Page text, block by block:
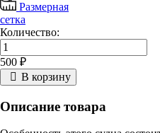
Размерная
сетка
Количество:
500 ₽
В корзину
Описание товара